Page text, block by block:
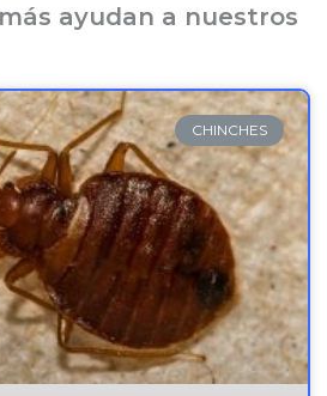
ayudan a nuestros
CHINCHES